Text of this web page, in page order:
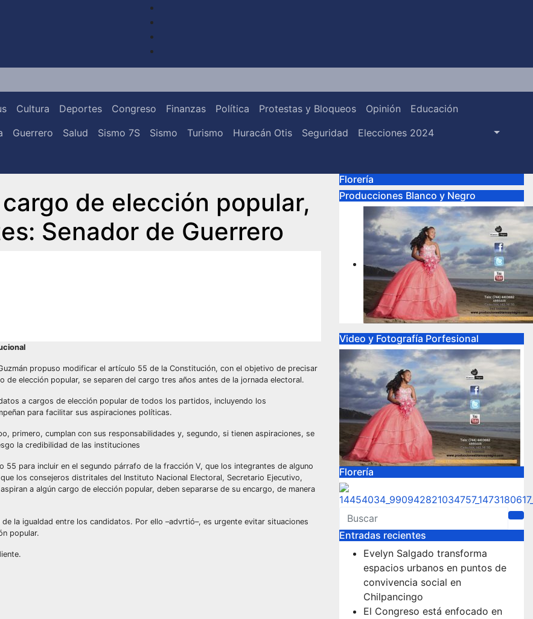
Cultura Deportes Congreso Finanzas Política Protestas y Bloqueos Opinión
Educación
Guerrero Salud Sismo 7S Sismo Turismo Huracán Otis Seguridad
Elecciones 2024
de elección popular,
Senador de Guerrero
propuso modificar el artículo 55 de la Constitución, con el objetivo de precisar
elección popular, se separen del cargo tres años antes de la jornada electoral.
a cargos de elección popular de todos los partidos, incluyendo los
para facilitar sus aspiraciones políticas.
primero, cumplan con sus responsabilidades y, segundo, si tienen aspiraciones, se
la credibilidad de las instituciones
para incluir en el segundo párrafo de la fracción V, que los integrantes de alguno
los consejeros distritales del Instituto Nacional Electoral, Secretario Ejecutivo,
a algún cargo de elección popular, deben separarse de su encargo, de manera
la igualdad entre los candidatos. Por ello –advrtió–, es urgente evitar situaciones
popular.
Florería
Producciones Blanco y Negro
Video y Fotografía Porfesional
Florería
Entradas recientes
Evelyn Salgado transforma
espacios urbanos en puntos de
convivencia social en
Chilpancingo
El Congreso está enfocado en